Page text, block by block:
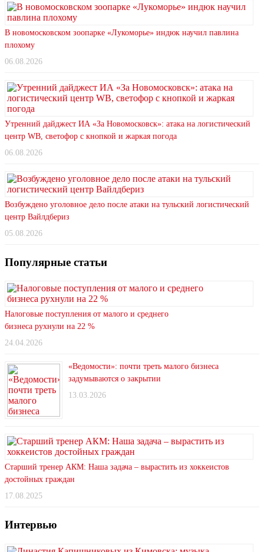
В новомосковском зоопарке «Лукоморье» индюк научил павлина
плохому
06.08.2026
Утренний дайджест ИА «За Новомосковск»: атака на логистический
центр WB, светофор с кнопкой и жаркая погода
06.08.2026
Возбуждено уголовное дело после атаки на тульский логистический
центр Вайлдбериз
05.08.2026
Популярные статьи
Налоговые поступления от малого и среднего
бизнеса рухнули на 22 %
24.04.2026
«Ведомости»: почти треть малого бизнеса
задумываются о закрытии
13.03.2026
Старший тренер АКМ: Наша задача – вырастить из хоккеистов
достойных граждан
17.08.2025
Интервью